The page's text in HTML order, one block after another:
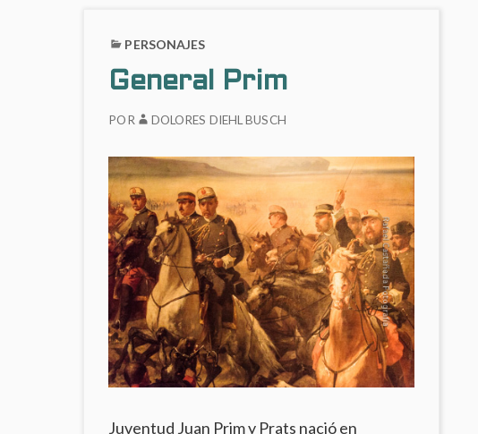
PERSONAJES
General Prim
POR DOLORES DIEHL BUSCH
Juventud Juan Prim y Prats nació en